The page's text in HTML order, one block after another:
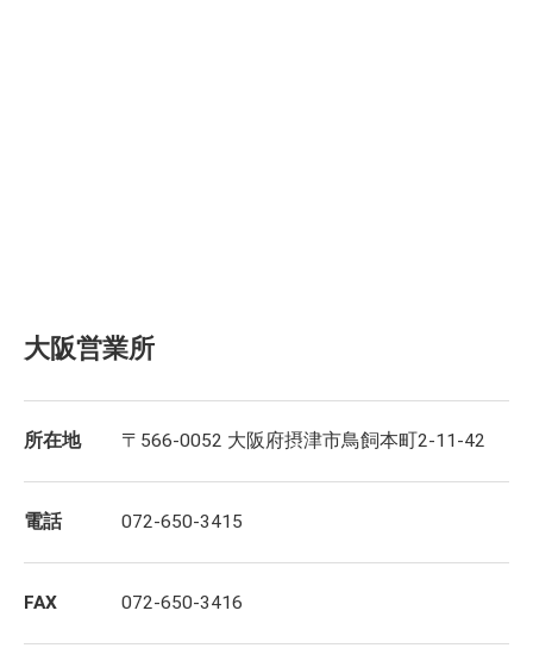
大阪営業所
所在地 〒566-0052 大阪府摂津市鳥飼本町2-11-42
電話 072-650-3415
FAX 072-650-3416